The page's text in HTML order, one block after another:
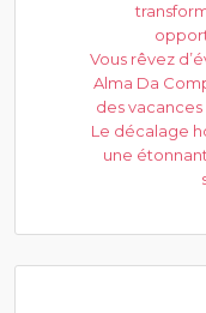
Vous rêvez
Alma Da
des
Le décalage
une